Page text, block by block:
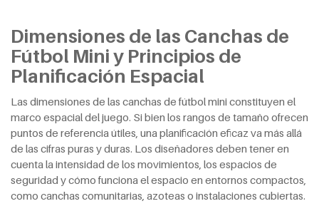
Dimensiones de las Canchas de
Fútbol Mini y Principios de
Planificación Espacial
Las dimensiones de las canchas de fútbol mini constituyen el
marco espacial del juego. Si bien los rangos de tamaño ofrecen
puntos de referencia útiles, una planificación eficaz va más allá
de las cifras puras y duras. Los diseñadores deben tener en
cuenta la intensidad de los movimientos, los espacios de
seguridad y cómo funciona el espacio en entornos compactos,
como canchas comunitarias, azoteas o instalaciones cubiertas.